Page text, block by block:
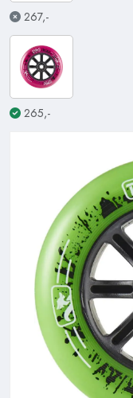
267,-
265,-